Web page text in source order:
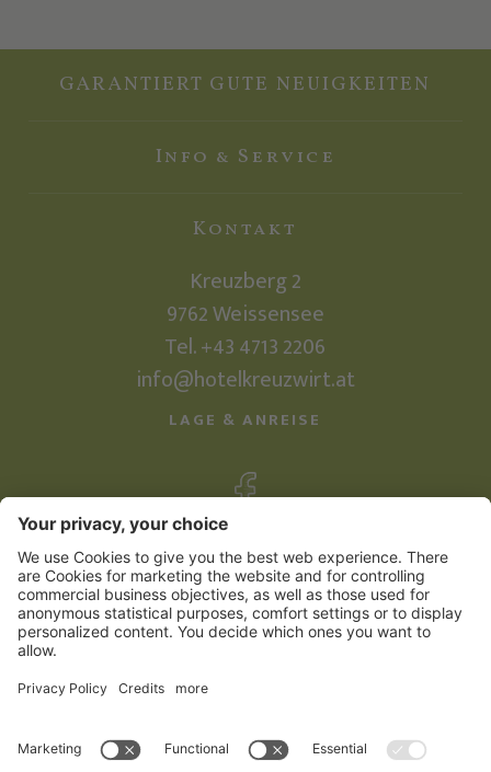
GARANTIERT GUTE NEUIGKEITEN
Info & Service
Kontakt
Kreuzberg 2
9762Weissensee
Tel.+43 4713 2206
info@hotelkreuzwirt.at
LAGE & ANREISE
© 2026Familienhotel Kreuzwirt